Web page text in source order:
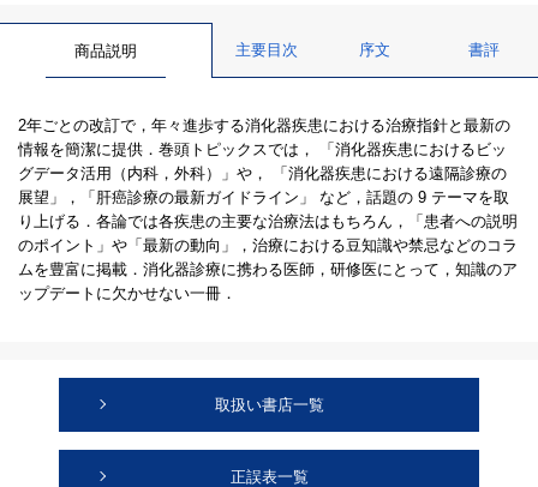
商品説明 主要目次 序文 書評
2年ごとの改訂で，年々進歩する消化器疾患における治療指針と最新の
情報を簡潔に提供．巻頭トピックスでは， 「消化器疾患におけるビッ
グデータ活用（内科，外科）」や， 「消化器疾患における遠隔診療の
展望」，「肝癌診療の最新ガイドライン」 など，話題の 9 テーマを取
り上げる．各論では各疾患の主要な治療法はもちろん，「患者への説明
のポイント」や「最新の動向」，治療における豆知識や禁忌などのコラ
ムを豊富に掲載．消化器診療に携わる医師，研修医にとって，知識のア
ップデートに欠かせない一冊．
取扱い書店一覧
正誤表一覧